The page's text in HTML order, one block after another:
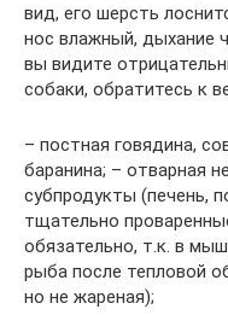
вид, его шерсть
нос влажный, дыхание
вы видите
собаки, обратитесь к
– постная говядина,
баранина; – отварная
субпродукты (печень,
тщательно
обязательно, т.к. в
рыба после тепловой
но не жареная);